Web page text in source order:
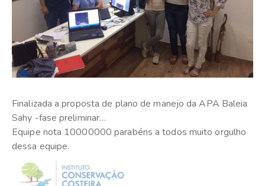
Finalizada a proposta de plano de manejo da APA Baleia
Sahy -fase preliminar…
Equipe nota 10000000 parabéns a todos muito orgulho
dessa equipe.